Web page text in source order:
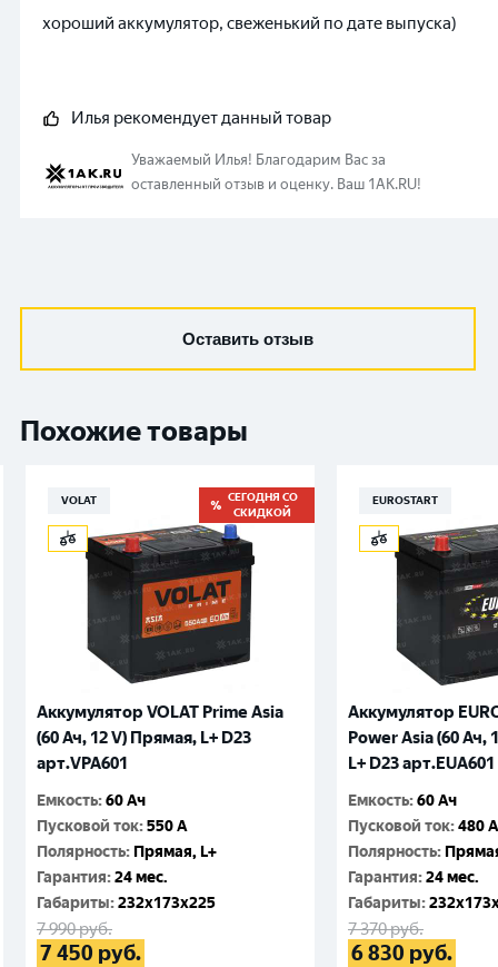
хороший аккумулятор, свеженький по дате выпуска)
Илья рекомендует данный товар
Уважаемый Илья! Благодарим Вас за
оставленный отзыв и оценку. Ваш 1AK.RU!
Оставить отзыв
Похожие товары
VOLAT
СЕГОДНЯ СО
СКИДКОЙ
Аккумулятор VOLAT Prime Asia
(60 Ач, 12 V) Прямая, L+ D23
арт.VPA601
Емкость:60 Ач
Пусковой ток:550 A
Полярность: Прямая, L+
Гарантия:24 мес.
Габариты:232x173x225
7 990руб.
7 450 руб.
EUROSTART
Аккумулятор
Power Asia (60 Ач,
L+ D23 арт.EUA601
Емкость:60 Ач
Пусковой ток:480 A
Полярность:
Гарантия:24 мес.
Габариты:
7 370руб.
6 830 руб.